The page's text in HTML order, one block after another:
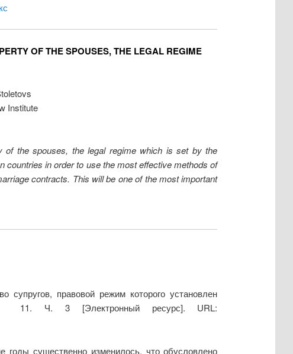
OF THE SPOUSES, THE LEGAL REGIME
Institute
of the spouses, the legal regime which is set by the
countries in order to use the most effective methods of
contracts. This will be one of the most important
правовой режим которого установлен
№ 11. Ч. 3 [Электронный ресурс]. URL:
годы существенно изменилось, что обусловлено